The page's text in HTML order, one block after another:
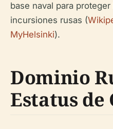
base naval para
incursiones rusas (
MyHelsinki).
Dominio
Estatus de